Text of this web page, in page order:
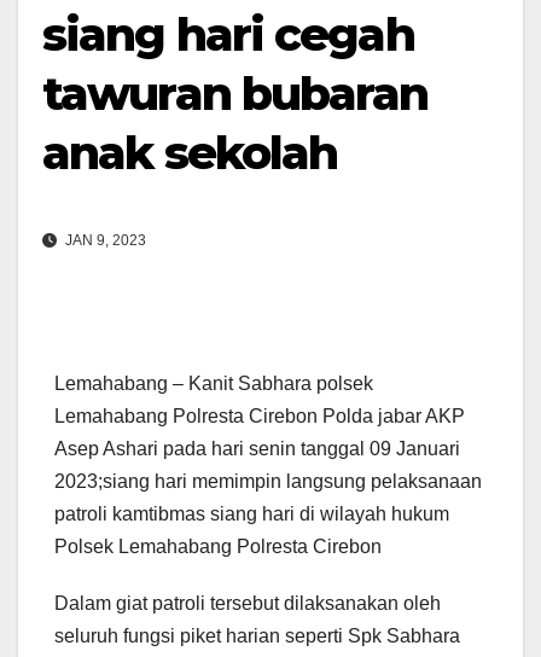
siang hari cegah
tawuran bubaran
anak sekolah
JAN 9, 2023
Lemahabang – Kanit Sabhara polsek
Lemahabang Polresta Cirebon Polda jabar AKP
Asep Ashari pada hari senin tanggal 09 Januari
2023;siang hari memimpin langsung pelaksanaan
patroli kamtibmas siang hari di wilayah hukum
Polsek Lemahabang Polresta Cirebon
Dalam giat patroli tersebut dilaksanakan oleh
seluruh fungsi piket harian seperti Spk Sabhara